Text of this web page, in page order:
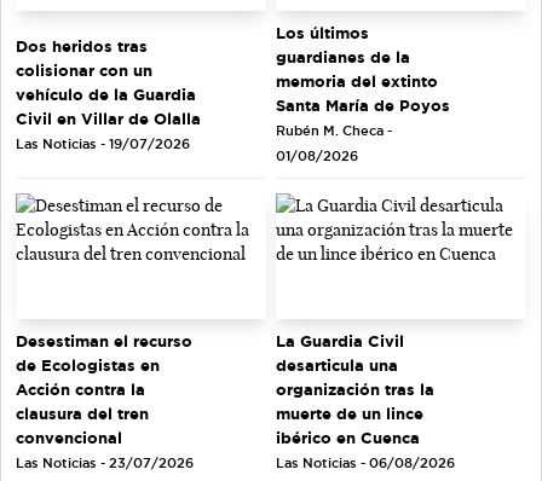
Dos heridos tras
colisionar con un
vehículo de la Guardia
Civil en Villar de Olalla
Las Noticias - 19/07/2026
Los últimos
guardianes de la
memoria del extinto
Santa María de Poyos
Rubén M. Checa -
01/08/2026
Desestiman el recurso
de Ecologistas en
Acción contra la
clausura del tren
convencional
Las Noticias - 23/07/2026
La Guardia Civil
desarticula una
organización tras la
muerte de un lince
ibérico en Cuenca
Las Noticias - 06/08/2026